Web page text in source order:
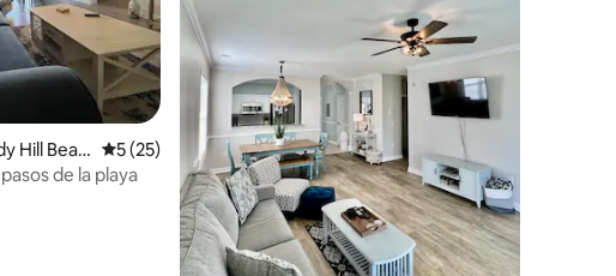
reseñas
Hill Beac
Calificación promedio: 5 de 5, 25 reseñas
5 (25)
de la playa